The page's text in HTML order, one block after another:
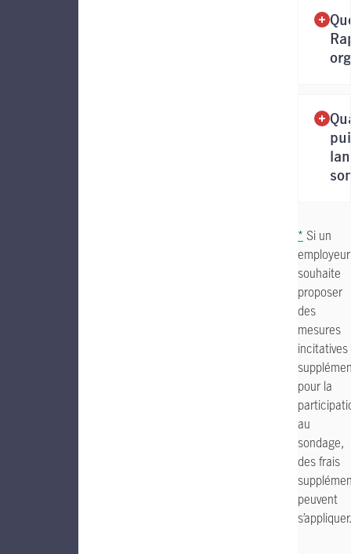
* Si un
employeur
souhaite
proposer
des
mesures
incitatives
pour la
au
sondage,
des frais
peuvent
s’appliquer.